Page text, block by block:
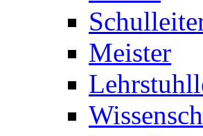
Meister